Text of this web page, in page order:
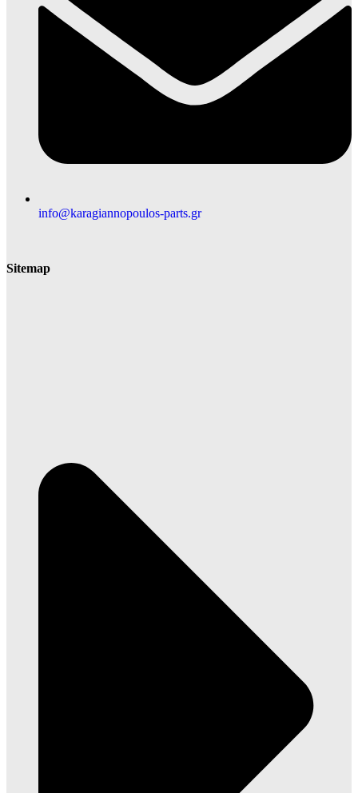
info@karagiannopoulos-parts.gr
Sitemap